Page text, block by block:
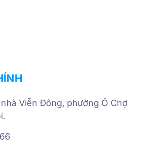
Viễn Đông, phường Ô Chợ